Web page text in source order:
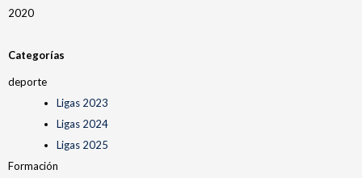
2020
Categorías
deporte
Ligas 2023
Ligas 2024
Ligas 2025
Formación